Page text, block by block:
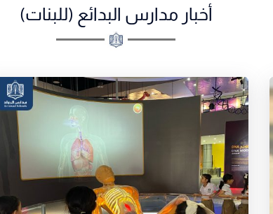
أخبار مدارس البدائع (للبنات)